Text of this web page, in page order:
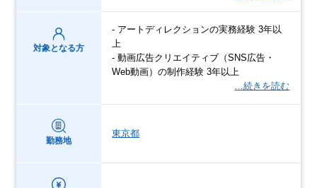
対象となる方
- アートディレクションの実務経験 3年以
上
- 動画広告クリエイティブ（SNS広告・
Web動画）の制作経験 3年以上
…続きを読む
勤務地
東京都